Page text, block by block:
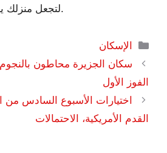
لتجعل منزلك يشعر بالدفء والراحة.
التصنيفات
الإسكان
سكان الجزيرة محاطون
الفوز الأول
اختيارات الأسبوع السادس من
القدم الأمريكية، الاحتمالات